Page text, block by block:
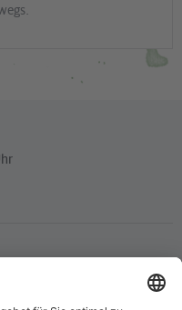
für unterwegs